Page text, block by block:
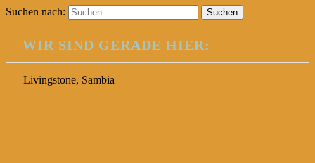
Suchen nach:
WIR SIND GERADE HIER:
Livingstone, Sambia